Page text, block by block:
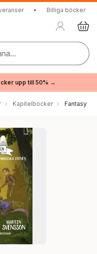
• Billiga böcker
upp till 50% →
Kapitelböcker Fantasy